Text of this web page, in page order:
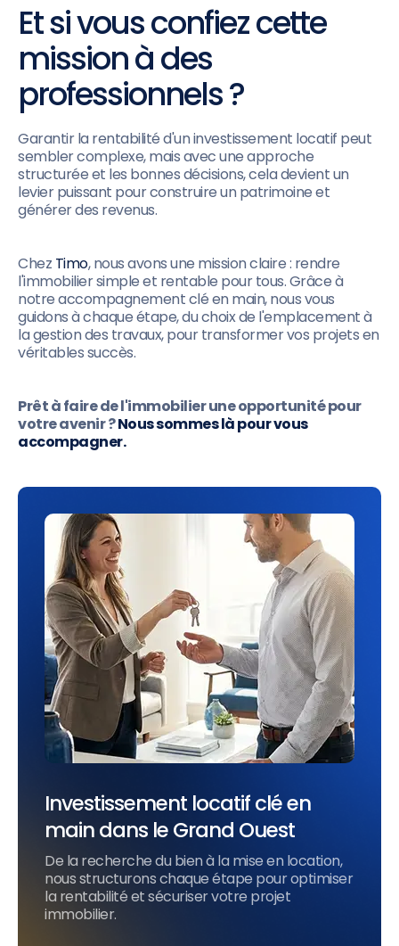
Et si vous confiez cette
mission à des
professionnels ?
Garantir la rentabilité d'un investissement locatif peut
sembler complexe, mais avec une approche
structurée et les bonnes décisions, cela devient un
levier puissant pour construire un patrimoine et
générer des revenus.
Chez Timo, nous avons une mission claire : rendre
l'immobilier simple et rentable pour tous. Grâce à
notre accompagnement clé en main, nous vous
guidons à chaque étape, du choix de l'emplacement à
la gestion des travaux, pour transformer vos projets en
véritables succès.
Prêt à faire de l'immobilier une opportunité pour
votre avenir ?Nous sommes là pour vous
accompagner.
Investissement locatif clé en
main dans le Grand Ouest
De la recherche du bien à la mise en location,
nous structurons chaque étape pour optimiser
la rentabilité et sécuriser votre projet
immobilier.